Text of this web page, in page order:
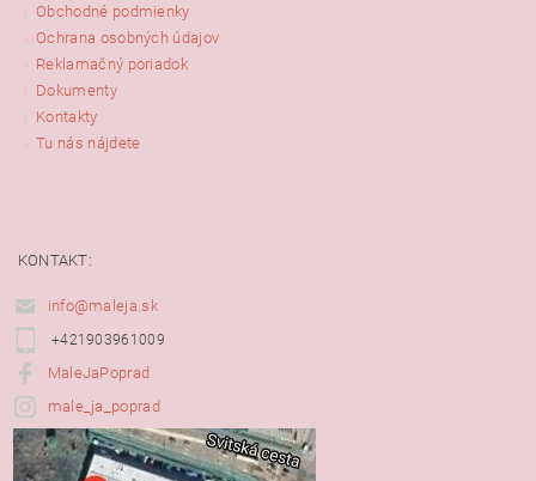
Obchodné podmienky
Ochrana osobných údajov
Reklamačný poriadok
Dokumenty
Kontakty
Tu nás nájdete
KONTAKT:
info@maleja.sk
+421903961009
MaleJaPoprad
male_ja_poprad